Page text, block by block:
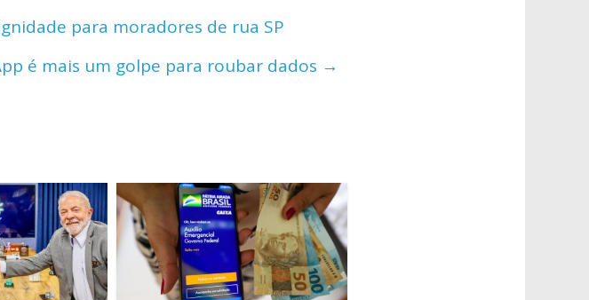
para moradores de rua SP
é mais um golpe para roubar dados →